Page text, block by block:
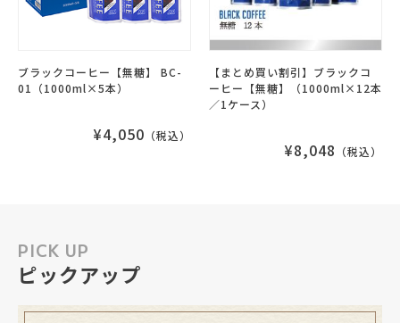
ブラックコーヒー【無糖】 BC-
01（1000ml×5本）
¥4,050 （税込）
【まとめ買い割引】ブラックコ
ーヒー【無糖】（1000ml×12本
／1ケース）
¥8,048 （税込）
PICK UP
ピックアップ